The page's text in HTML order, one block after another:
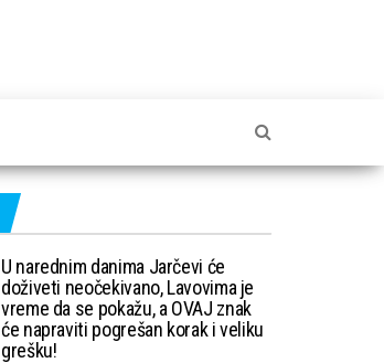
U narednim danima Jarčevi će
doživeti neočekivano, Lavovima je
vreme da se pokažu, a OVAJ znak
će napraviti pogrešan korak i veliku
grešku!